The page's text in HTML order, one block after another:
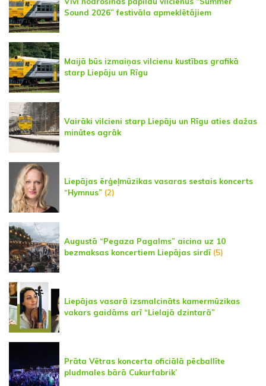
Sound 2026” festivāla apmeklētājiem
Maijā būs izmaiņas vilcienu kustības grafikā
starp Liepāju un Rīgu
Vairāki vilcieni starp Liepāju un Rīgu aties dažas
minūtes agrāk
Liepājas ērģeļmūzikas vasaras sestais koncerts
“Hymnus” (2)
Augustā “Pegaza Pagalms” aicina uz 10
bezmaksas koncertiem Liepājas sirdī (5)
Liepājas vasarā izsmalcināts kamermūzikas
vakars gaidāms arī “Lielajā dzintarā”
Prāta Vētras koncerta oficiālā pēcballīte
pludmales bārā Cukurfabrik’